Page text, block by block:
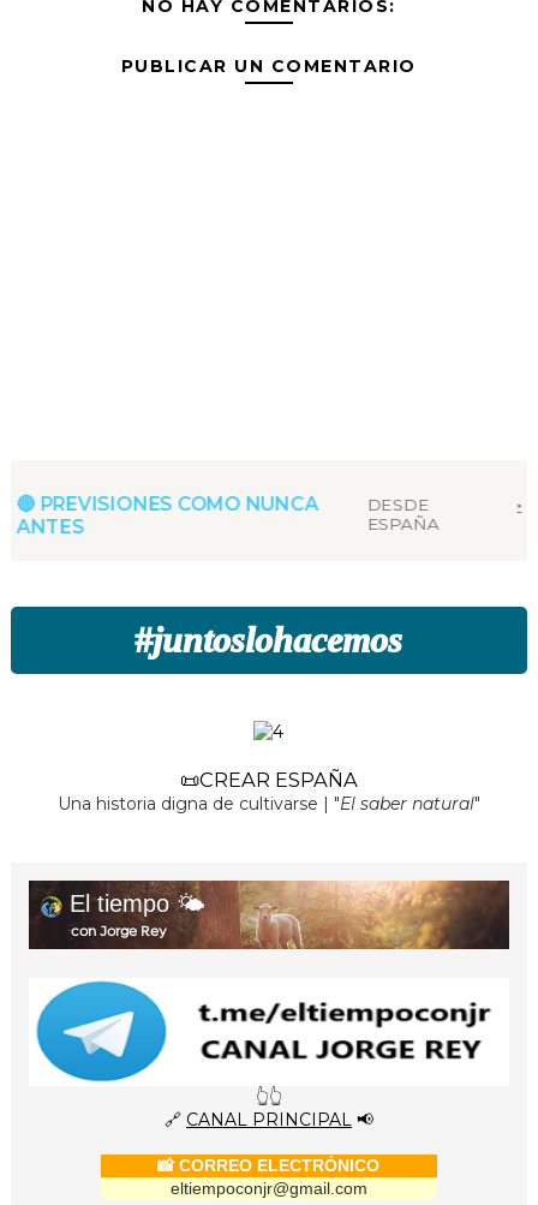
NO HAY COMENTARIOS:
PUBLICAR UN COMENTARIO
🔴 PREVISIONES COMO NUNCA
ANTES
DESDE
ESPAÑA
#juntoslohacemos
📜CREAR ESPAÑA
Una historia digna de cultivarse | "El saber natural"
El tiempo 🌤️
con Jorge Rey
👆👆
🔗 CANAL PRINCIPAL 📢
📸 CORREO ELECTRÓNICO
eltiempoconjr@gmail.com